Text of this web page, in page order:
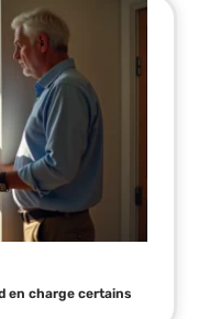
en charge certains